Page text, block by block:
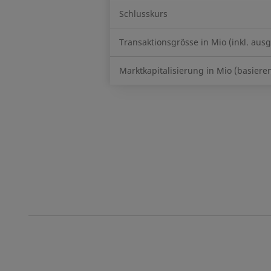
Schlusskurs
Transaktionsgrösse in Mio (inkl.
Marktkapitalisierung in Mio